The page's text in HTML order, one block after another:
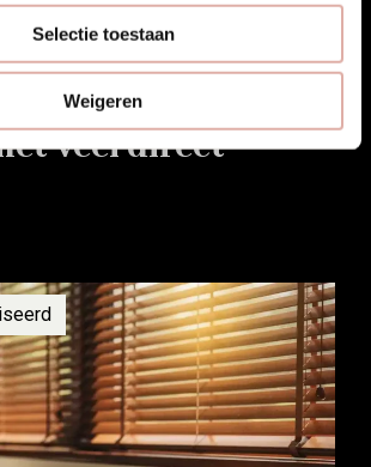
Selectie toestaan
Weigeren
jaloezieën voor
veel direct